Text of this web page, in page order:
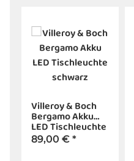
Villeroy & Boch
Bergamo Akku
LED Tischleuchte
schwarz
89,00 € *